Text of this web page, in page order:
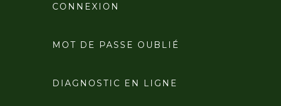
CONNEXION
MOT DE PASSE OUBLIÉ
DIAGNOSTIC EN LIGNE